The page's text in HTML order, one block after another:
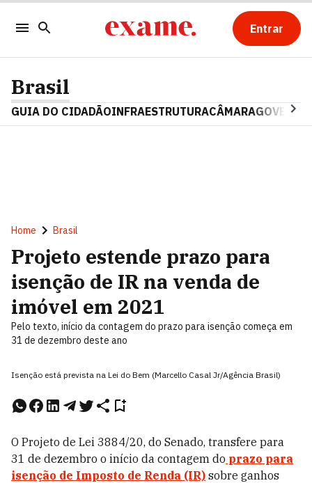
Entrar
Brasil
GUIA DO CIDADÃOINFRAESTRUTURACÂMARAGOVERNO
Home Brasil
Projeto estende prazo para
isenção de IR na venda de
imóvel em 2021
Pelo texto, início da contagem do prazo para isenção começa em
31 de dezembro deste ano
Isenção está prevista na Lei do Bem (Marcello Casal Jr/Agência Brasil)
O Projeto de Lei 3884/20, do Senado, transfere para
31 de dezembro o início da contagem do prazo para
isenção de Imposto de Renda (IR) sobre ganhos